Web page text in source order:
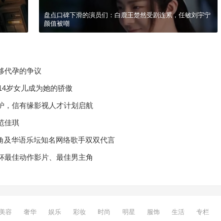
盘点口碑下滑的演员们：白鹿王楚然受剧连累，任敏刘宇宁
颜值被嘲
代孕的争议
岁女儿成为她的骄傲
，信有缘影视人才计划启航
佳琪
及华语乐坛知名网络歌手双双代言
最佳动作影片、最佳男主角
容 奢华 娱乐 彩妆 时尚 明星 服饰 生活 专栏